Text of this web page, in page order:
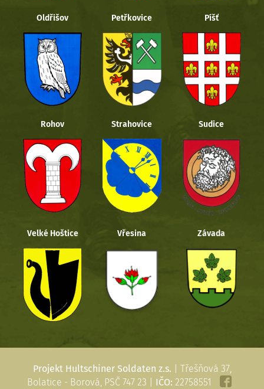
Oldřišov Petřkovice Píšť
Rohov Strahovice Sudice
Velké Hoštice Vřesina Závada
Projekt Hultschiner Soldaten z.s. | Třešňová 37,
Bolatice - Borová, PSČ 747 23 | IČO: 22758551